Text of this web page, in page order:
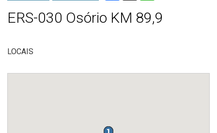
buscaERS-030 Osório KM 89,9
LOCAIS